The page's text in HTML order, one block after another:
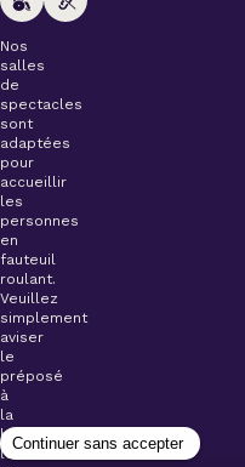
Nos
salles
de
spectacles
sont
adaptées
pour
accueillir
les
personnes
en
fauteuil
roulant.
Veuillez
simplement
aviser
le
préposé
à
la
billetterie
lors